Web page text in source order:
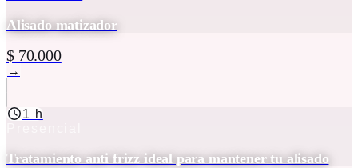
Alisado matizador
$ 70.000
→
1 h
Tratamiento anti frizz ideal para mantener tu alisado